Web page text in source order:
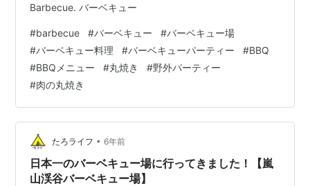
Barbecue. バーベキュー
#barbecue #バーベキュー #バーベキュー場
#バーベキュー料理 #バーベキューパーティー #BBQ
#BBQメニュー #丸焼き #野外パーティー
#肉の丸焼き
たろライフ • 6年前
日本一のバーベキュー場に行ってきました！【嵐
山渓谷バーベキュー場】